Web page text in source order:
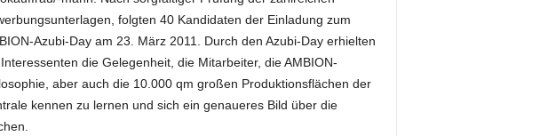
folgten 40 Kandidaten der Einladung zum
Azubi-Day am 23. März 2011. Durch den Azubi-Day erhielten
die Gelegenheit, die Mitarbeiter, die AMBION-
aber auch die 10.000 qm großen Produktionsflächen der
kennen zu lernen und sich ein genaueres Bild über die